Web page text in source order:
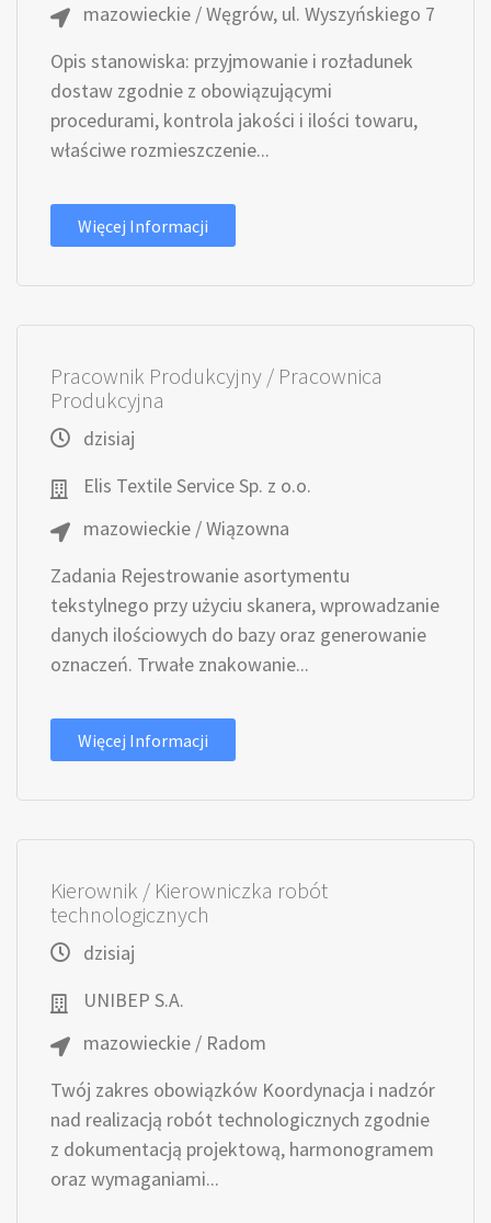
mazowieckie / Węgrów, ul. Wyszyńskiego 7
Opis stanowiska: przyjmowanie i rozładunek
dostaw zgodnie z obowiązującymi
procedurami, kontrola jakości i ilości towaru,
właściwe rozmieszczenie...
Więcej Informacji
Pracownik Produkcyjny / Pracownica
Produkcyjna
dzisiaj
Elis Textile Service Sp. z o.o.
mazowieckie / Wiązowna
Zadania Rejestrowanie asortymentu
tekstylnego przy użyciu skanera, wprowadzanie
danych ilościowych do bazy oraz generowanie
oznaczeń. Trwałe znakowanie...
Więcej Informacji
Kierownik / Kierowniczka robót
technologicznych
dzisiaj
UNIBEP S.A.
mazowieckie / Radom
Twój zakres obowiązków Koordynacja i nadzór
nad realizacją robót technologicznych zgodnie
z dokumentacją projektową, harmonogramem
oraz wymaganiami...